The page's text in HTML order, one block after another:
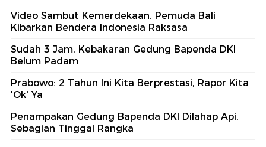
Video Sambut Kemerdekaan, Pemuda Bali
Kibarkan Bendera Indonesia Raksasa
Sudah 3 Jam, Kebakaran Gedung Bapenda DKI
Belum Padam
Prabowo: 2 Tahun Ini Kita Berprestasi, Rapor Kita
'Ok' Ya
Penampakan Gedung Bapenda DKI Dilahap Api,
Sebagian Tinggal Rangka